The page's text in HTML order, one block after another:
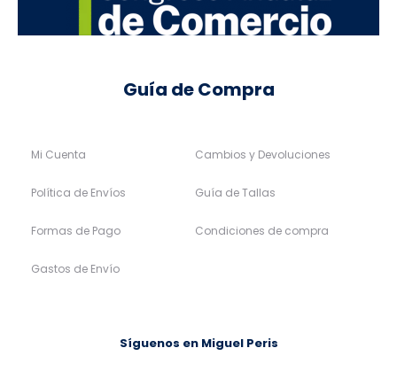
Guía de Compra
Mi Cuenta
Política de Envíos
Formas de Pago
Gastos de Envío
Cambios y Devoluciones
Guía de Tallas
Condiciones de compra
Síguenos en Miguel Peris